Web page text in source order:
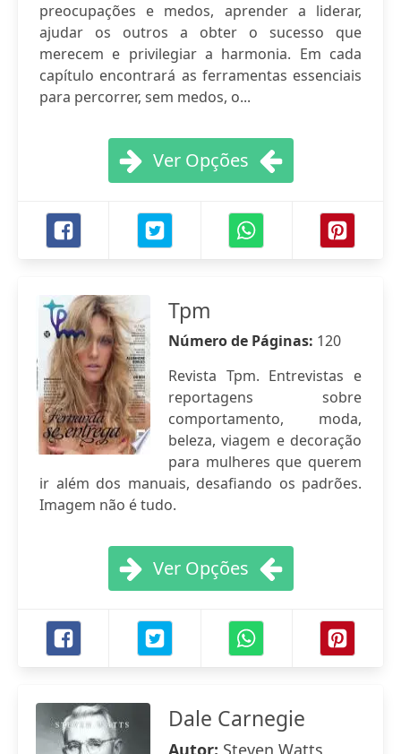
preocupações e medos, aprender a liderar,
ajudar os outros a obter o sucesso que
merecem e privilegiar a harmonia. Em cada
capítulo encontrará as ferramentas essenciais
para percorrer, sem medos, o...
Ver Opções
Tpm
Número de Páginas: 120
Revista Tpm. Entrevistas e
reportagens sobre
comportamento, moda,
beleza, viagem e decoração
para mulheres que querem
ir além dos manuais, desafiando os padrões.
Imagem não é tudo.
Ver Opções
Dale Carnegie
Autor: Steven Watts